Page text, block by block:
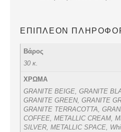
ΕΠΙΠΛΈΟΝ
Βάρος
30 κ.
ΧΡΩΜΑ
GRANITE BEIGE, GRANITE
GRANITE GREEN, GRANITE
GRANITE TERRACOTTA,
COFFEE, METALLIC CREAM,
SILVER, METALLIC SPACE,